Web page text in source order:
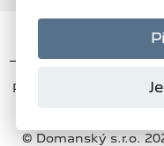
Právní informace
© Domanský s.r.o.